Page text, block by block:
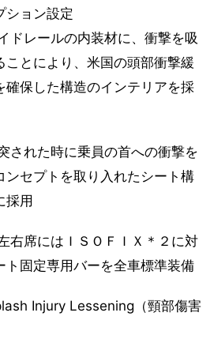
ション設定
ドレールの内装材に、衝撃を吸
ことにより、米国の頭部衝撃緩
確保した構造のインテリアを採
された時に乗員の首への衝撃を
ンセプトを取り入れたシート構
採用
右席にはＩＳＯＦＩＸ＊２に対
ト固定専用バーを全車標準装備
Injury Lessening（頸部傷害